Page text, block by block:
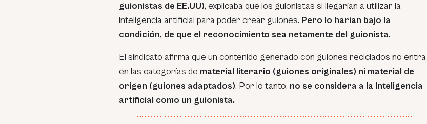
guionistas de EE.UU), explicaba que los guionistas si llegarían a utilizar la
inteligencia artificial para poder crear guiones. Pero lo harían bajo la
condición, de que el reconocimiento sea netamente del guionista.
El sindicato afirma que un contenido generado con guiones reciclados no entra
en las categorías de material literario (guiones originales) ni material de
origen (guiones adaptados). Por lo tanto, no se considera a la Inteligencia
artificial como un guionista.